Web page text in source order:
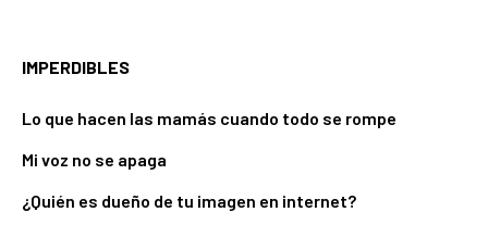
IMPERDIBLES
Lo que hacen las mamás cuando todo se rompe
Mi voz no se apaga
¿Quién es dueño de tu imagen en internet?